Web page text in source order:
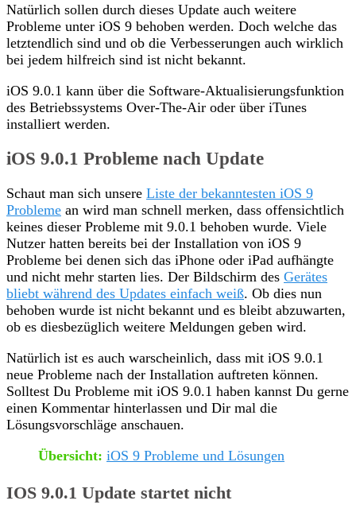
Natürlich sollen durch dieses Update auch weitere
Probleme unter iOS 9 behoben werden. Doch welche das
letztendlich sind und ob die Verbesserungen auch wirklich
bei jedem hilfreich sind ist nicht bekannt.
iOS 9.0.1 kann über die Software-Aktualisierungsfunktion
des Betriebssystems Over-The-Air oder über iTunes
installiert werden.
iOS 9.0.1 Probleme nach Update
Schaut man sich unsere Liste der bekanntesten iOS 9
Probleme an wird man schnell merken, dass offensichtlich
keines dieser Probleme mit 9.0.1 behoben wurde. Viele
Nutzer hatten bereits bei der Installation von iOS 9
Probleme bei denen sich das iPhone oder iPad aufhängte
und nicht mehr starten lies. Der Bildschirm des Gerätes
bliebt während des Updates einfach weiß. Ob dies nun
behoben wurde ist nicht bekannt und es bleibt abzuwarten,
ob es diesbezüglich weitere Meldungen geben wird.
Natürlich ist es auch warscheinlich, dass mit iOS 9.0.1
neue Probleme nach der Installation auftreten können.
Solltest Du Probleme mit iOS 9.0.1 haben kannst Du gerne
einen Kommentar hinterlassen und Dir mal die
Lösungsvorschläge anschauen.
Übersicht: iOS 9 Probleme und Lösungen
IOS 9.0.1 Update startet nicht